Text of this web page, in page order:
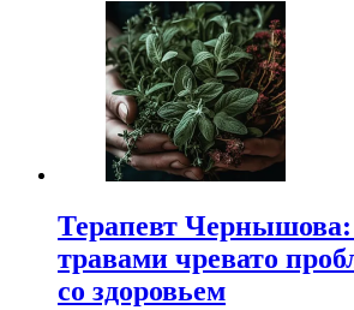
Терапевт Чернышова:
травами чревато
со здоровьем